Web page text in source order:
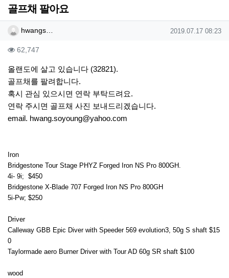
골프채 팔아요
작성자 정보
hwangs… 작성일
2019.07.17 08:23
컨텐츠 정보
62,747
본문
올랜도에 살고 있습니다 (32821).
골프채를 팔려합니다.
혹시 관심 있으시면 연락 부탁드려요.
연락 주시면 골프채 사진 보내드리겠습니다.
email. hwang.soyoung@yahoo.com
Iron
Bridgestone Tour Stage PHYZ Forged Iron NS Pro 800GH.
4i- 9i; $450
Bridgestone X-Blade 707 Forged Iron NS Pro 800GH
5i-Pw; $250
Driver
Calleway GBB Epic Diver with Speeder 569 evolution3, 50g S shaft $15
0
Taylormade aero Burner Driver with Tour AD 60g SR shaft $100
wood